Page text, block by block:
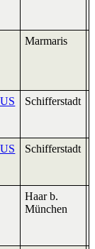
Marmaris
Schifferstadt
Schifferstadt
Haar b.
München